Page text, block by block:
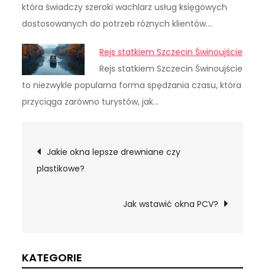
która świadczy szeroki wachlarz usług księgowych
dostosowanych do potrzeb różnych klientów.…
Rejs statkiem Szczecin Świnoujście
Rejs statkiem Szczecin Świnoujście
to niezwykle popularna forma spędzania czasu, która
przyciąga zarówno turystów, jak…
Nawigacja
wpisu
Jakie okna lepsze drewniane czy
plastikowe?
Jak wstawić okna PCV?
KATEGORIE